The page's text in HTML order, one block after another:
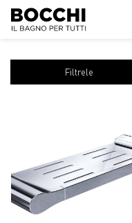
Filtrele